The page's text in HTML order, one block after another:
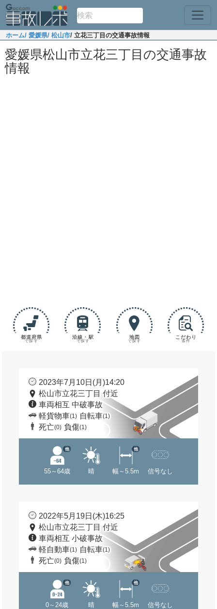
ホーム/ 愛媛県/ 松山市/ 立花三丁目の交通事故情報
愛媛県松山市立花三丁目の交通事故
情報
都道府県
で探す
沿線・駅
で探す
地図
で探す
こだわり
条件
2023年7月10日(月)14:20
松山市立花三丁目 付近
車両相互 中破事故
軽貨物車(1) 自転車(1)
死亡(0) 負傷(1)
55～64歳
他
晴 幅～5.5m
他
信号なし
2022年5月19日(木)16:25
松山市立花三丁目 付近
車両相互 小破事故
軽自動車(1) 自転車(1)
死亡(0) 負傷(1)
0～24歳
他
晴 幅～5.5m
他
信号なし